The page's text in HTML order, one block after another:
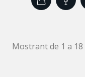
Mostrant de 1 a 18